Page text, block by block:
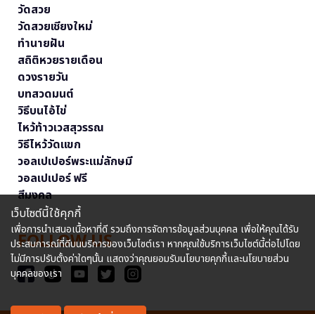
วัดสวย
วัดสวยเชียงใหม่
ทำนายฝัน
สถิติหวยรายเดือน
ดวงรายวัน
บทสวดมนต์
วิธีบนไอ้ไข่
ไหว้ท้าวเวสสุวรรณ
วิธีไหว้วัดแขก
วอลเปเปอร์พระแม่ลักษมี
วอลเปเปอร์ ฟรี
สีมงคล
FOLLOW US
เว็บไซต์นี้ใช้คุกกี้
เพื่อการนำเสนอเนื้อหาที่ดี รวมถึงการจัดการข้อมูลส่วนบุคคล เพื่อให้คุณได้รับ
ประสบการณ์ที่ดีบนบริการของเว็บไซต์เรา หากคุณใช้บริการเว็บไซต์นี้ต่อไปโดย
ไม่มีการปรับตั้งค่าใดๆนั้น แสดงว่าคุณยอมรับนโยบายคุกกี้และนโยบายส่วน
บุคคลของเรา